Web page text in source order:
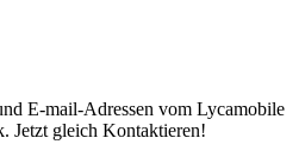
E-mail-Adressen vom Lycamobile
Jetzt gleich Kontaktieren!